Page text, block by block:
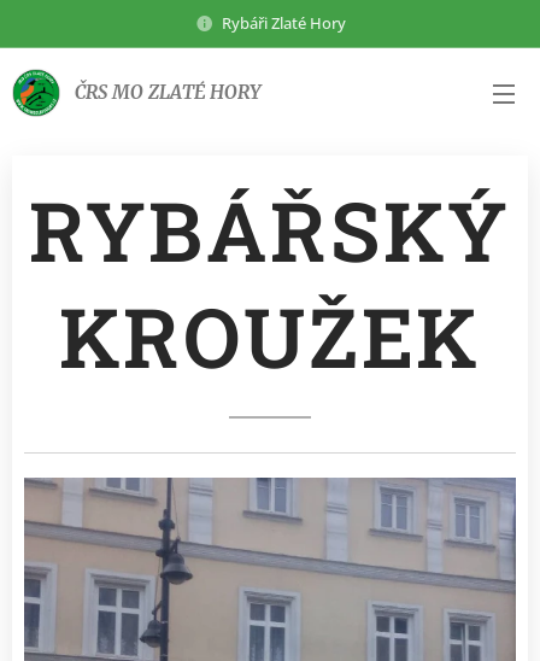
Rybáři Zlaté Hory
ČRS MO ZLATÉ HORY
RYBÁŘSKÝ
KROUŽEK